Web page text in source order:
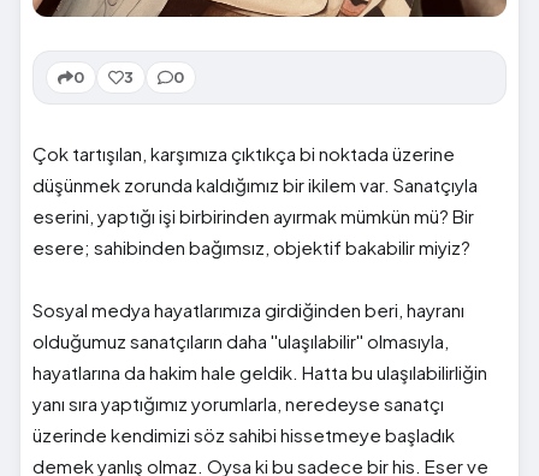
0 3 0
Çok tartışılan, karşımıza çıktıkça bi noktada üzerine
düşünmek zorunda kaldığımız bir ikilem var. Sanatçıyla
eserini, yaptığı işi birbirinden ayırmak mümkün mü? Bir
esere; sahibinden bağımsız, objektif bakabilir miyiz?
Sosyal medya hayatlarımıza girdiğinden beri, hayranı
olduğumuz sanatçıların daha ''ulaşılabilir'' olmasıyla,
hayatlarına da hakim hale geldik. Hatta bu ulaşılabilirliğin
yanı sıra yaptığımız yorumlarla, neredeyse sanatçı
üzerinde kendimizi söz sahibi hissetmeye başladık
demek yanlış olmaz. Oysa ki bu sadece bir his. Eser ve